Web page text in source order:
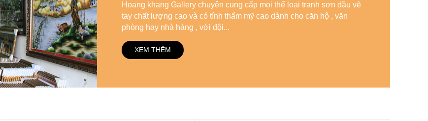
Hoang khang Gallery chuyên cung cấp mọi thể loại tranh sơn dầu vẽ
tay chất lượng cao và có tính thẩm mỹ cao dành cho căn hộ , văn
phòng hay nhà hàng , với đội...
XEM THÊM